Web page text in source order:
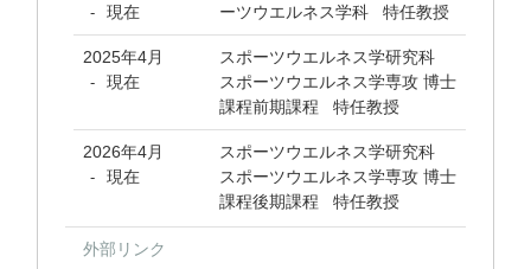
- 現在
ーツウエルネス学科 特任教授
2025年4月
- 現在
スポーツウエルネス学研究科
スポーツウエルネス学専攻 博士
課程前期課程 特任教授
2026年4月
- 現在
スポーツウエルネス学研究科
スポーツウエルネス学専攻 博士
課程後期課程 特任教授
外部リンク